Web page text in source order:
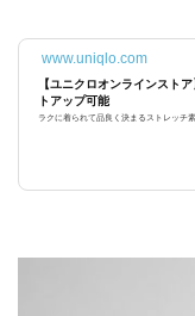
www.uniqlo.com
【ユニクロオンラインスト
トアップ可能
ラクに着られて品良く決まるストレッチ